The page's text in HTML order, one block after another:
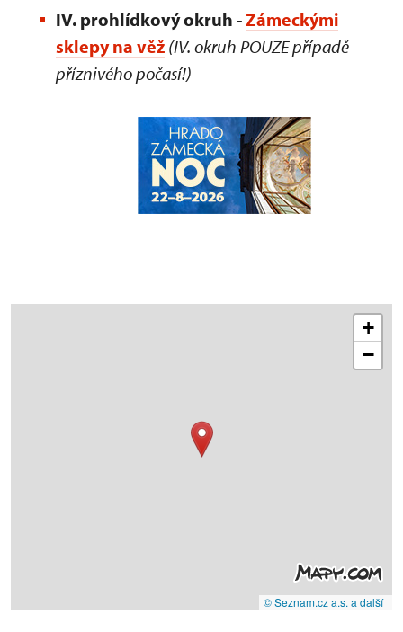
IV. prohlídkový okruh -Zámeckými
sklepy na věž (IV. okruh POUZE případě
příznivého počasí!)
+
−
© Seznam.cz a.s. a další